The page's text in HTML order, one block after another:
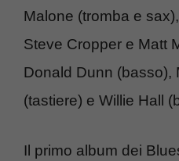
Malone (tromba e
Steve Cropper e Matt
Donald Dunn (basso),
(tastiere) e Willie Hall
Il primo album dei